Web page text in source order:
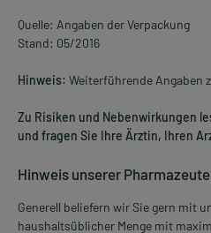
Quelle: Angaben der Verpackung
Stand: 05/2016
Hinweis: Weiterführende Angaben
Zu Risiken und Nebenwirkungen
und fragen Sie Ihre Ärztin, Ihren
Hinweis unserer
Generell beliefern wir Sie gern mit
haushaltsüblicher Menge mit